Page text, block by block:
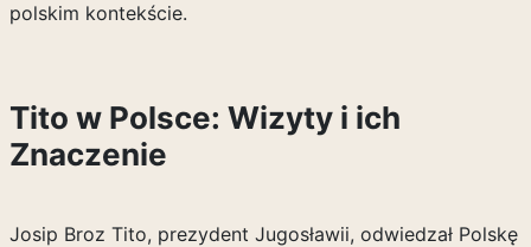
polskim kontekście.
Tito w Polsce: Wizyty i ich
Znaczenie
Josip Broz Tito, prezydent Jugosławii, odwiedzał Polskę